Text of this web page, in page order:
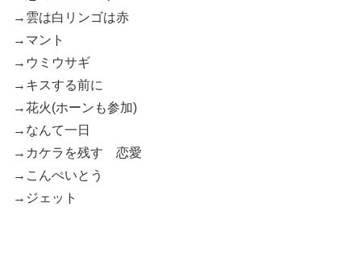
→雲は白リンゴは赤
→マント
→ウミウサギ
→キスする前に
→花火(ホーンも参加)
→なんて一日
→カケラを残す 恋愛
→こんぺいとう
→ジェット